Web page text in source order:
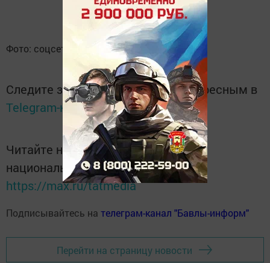
Фото: соцсеть "Вконтакте"
Следите за самым важным и интересным в
Telegram-канале Татмедиа
Читайте новости Татарстана в
национальном мессенджере MАХ:
https://max.ru/tatmedia
Подписывайтесь на телеграм-канал "Бавлы-информ"
Перейти на страницу новости